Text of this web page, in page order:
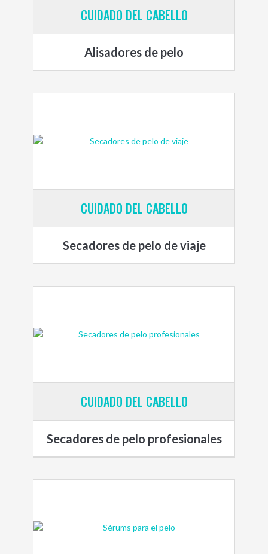
CUIDADO DEL CABELLO
Alisadores de pelo
CUIDADO DEL CABELLO
Secadores de pelo de viaje
CUIDADO DEL CABELLO
Secadores de pelo profesionales